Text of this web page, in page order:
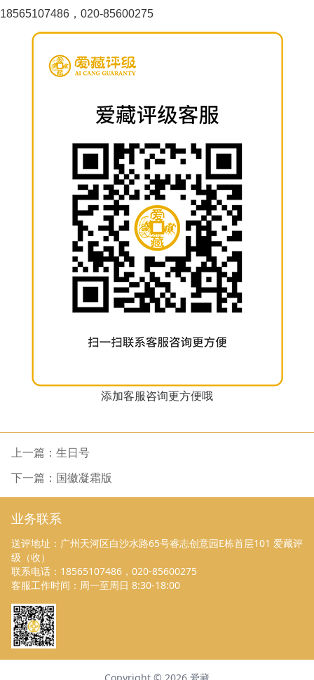
18565107486，020-85600275
添加客服咨询更方便哦
上一篇：生日号
下一篇：国徽凝霜版
业务联系
送评地址：广州天河区白沙水路65号睿志创意园E栋首层101 爱藏评
级（收）
联系电话：18565107486，020-85600275
客服工作时间：周一至周日 8:30-18:00